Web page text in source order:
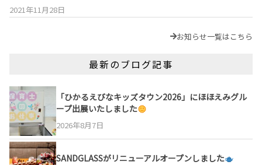
2021年11月28日
お知らせ一覧はこちら
最新のブログ記事
「ひかるえびなキッズタウン2026」にほほえみグル
ープ出展いたしました
2026年8月7日
SANDGLASSがリニューアルオープンしました